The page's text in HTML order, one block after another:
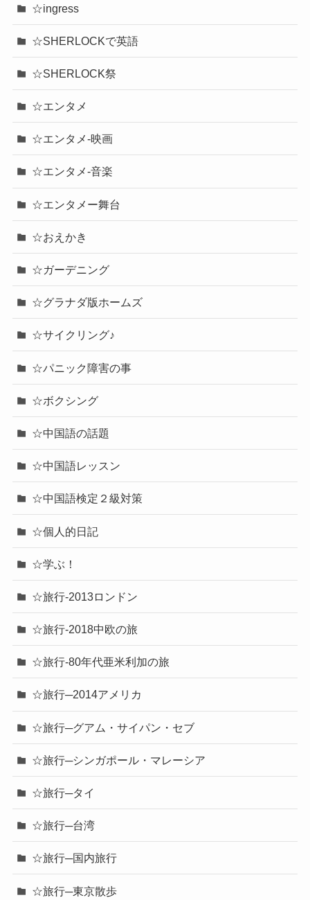
☆ingress
☆SHERLOCKで英語
☆SHERLOCK祭
☆エンタメ
☆エンタメ-映画
☆エンタメ-音楽
☆エンタメー舞台
☆おえかき
☆ガーデニング
☆グラナダ版ホームズ
☆サイクリング♪
☆パニック障害の事
☆ボクシング
☆中国語の話題
☆中国語レッスン
☆中国語検定２級対策
☆個人的日記
☆学ぶ！
☆旅行-2013ロンドン
☆旅行-2018中欧の旅
☆旅行-80年代亜米利加の旅
☆旅行─2014アメリカ
☆旅行─グアム・サイパン・セブ
☆旅行─シンガポール・マレーシア
☆旅行─タイ
☆旅行─台湾
☆旅行─国内旅行
☆旅行─東京散歩